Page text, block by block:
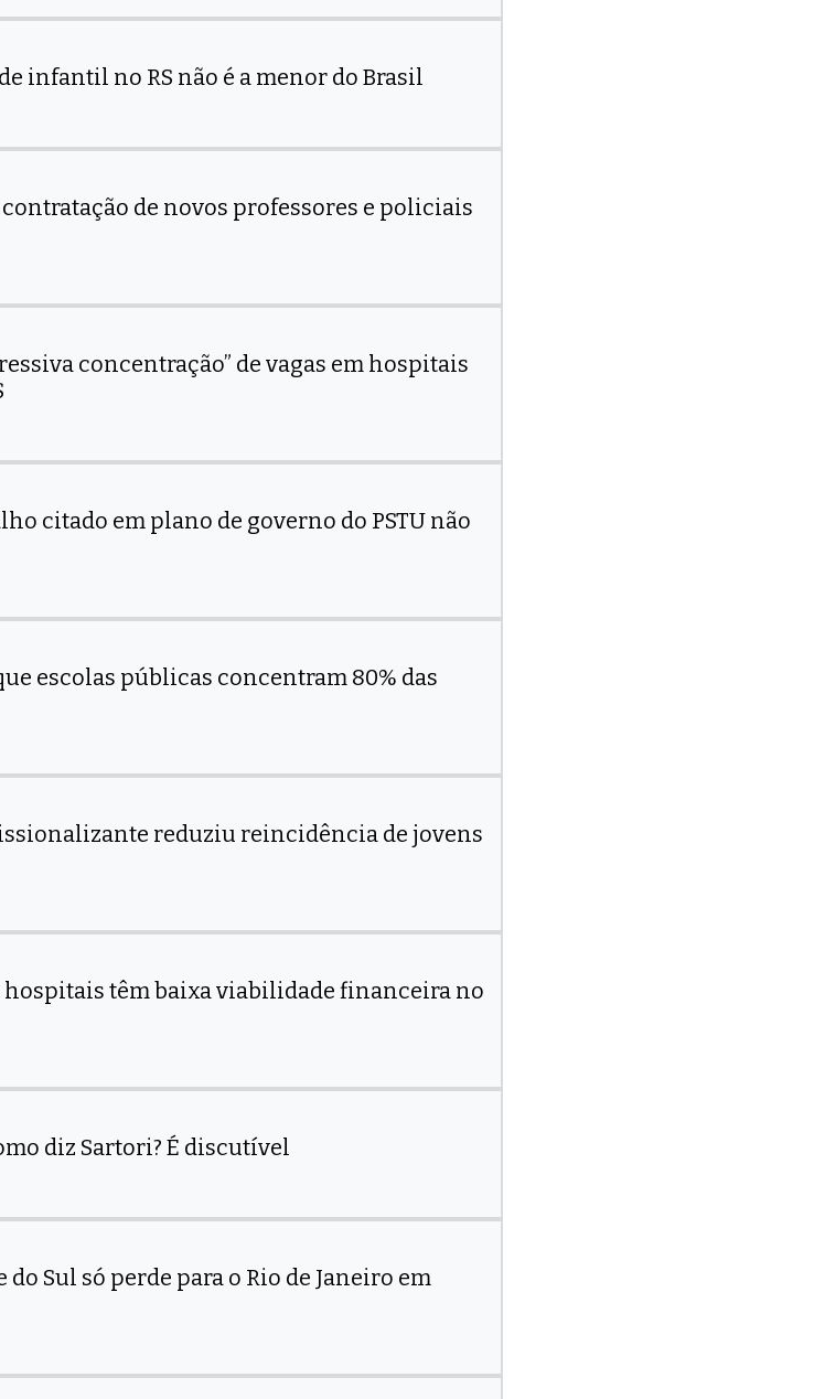
infantil no RS não é a menor do Brasil
de novos professores e policiais
concentração” de vagas em hospitais
citado em plano de governo do PSTU não
escolas públicas concentram 80% das
reduziu reincidência de jovens
hospitais têm baixa viabilidade financeira no
diz Sartori? É discutível
do Sul só perde para o Rio de Janeiro em